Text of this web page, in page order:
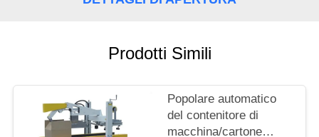
Prodotti Simili
Popolare automatico
del contenitore di
macchina/cartone